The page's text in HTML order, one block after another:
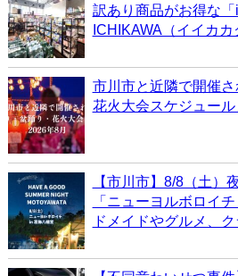
訳あり商品がお得な
ICHIKAWA（イイカカ
市川市と近隣で開催
花火大会スケジュール
【市川市】8/8（土）
「ニューヨルボロイ
ドメイドやグルメ、